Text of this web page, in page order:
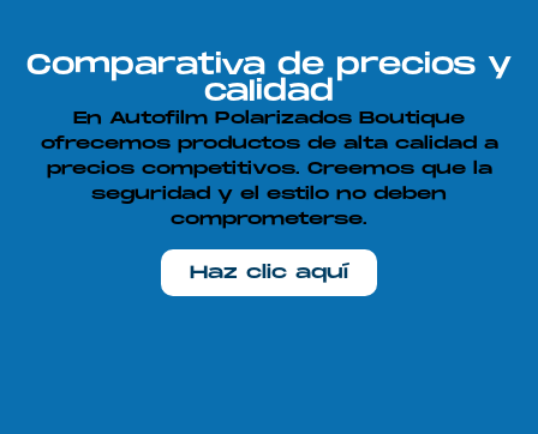
Comparativa de precios y
calidad
En Autofilm Polarizados Boutique
ofrecemos productos de alta calidad a
precios competitivos. Creemos que la
seguridad y el estilo no deben
comprometerse.
Haz clic aquí